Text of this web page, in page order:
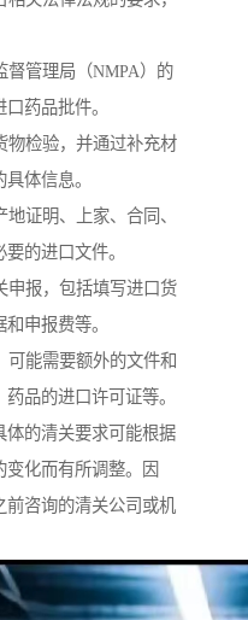
督管理局（NMPA）的
药品批件。
物检验，并通过补充材
体信息。
证明、上家、合同、
的进口文件。
申报，包括填写进口货
申报费等。
可能需要额外的文件和
品的进口许可证等。
体的清关要求可能根据
变化而有所调整。因
前咨询的清关公司或机